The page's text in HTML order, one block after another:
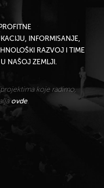
INFORMISANJE,
RAZVOJ I TIME
NAŠOJ ZEMLJI.
koje radimo,
ovde.